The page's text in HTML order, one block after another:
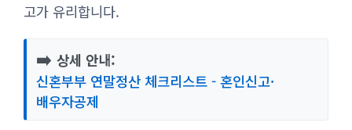
고가 유리합니다.
➡️ 상세 안내:
신혼부부 연말정산 체크리스트 - 혼인신고·
배우자공제